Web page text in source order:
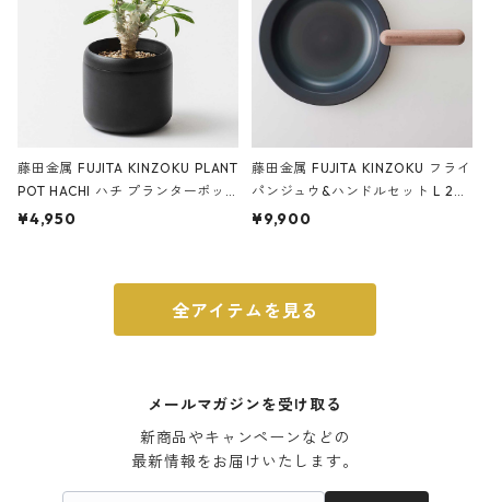
藤田金属 FUJITA KINZOKU PLANT
POT HACHI ハチ プランターポッ
ト 3号 ブラック
¥4,950
藤田金属 FUJITA KINZOKU フライ
パンジュウ&ハンドルセット L 24c
m ガス火・IH対応 鉄フライパン
¥9,900
全アイテムを見る
メールマガジンを受け取る
新商品やキャンペーンなどの
最新情報をお届けいたします。